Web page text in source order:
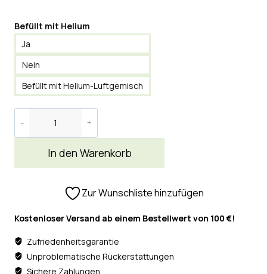
Befüllt mit Helium
Ja
Nein
Befüllt mit Helium-Luftgemisch
In den Warenkorb
Zur Wunschliste hinzufügen
Kostenloser Versand ab einem Bestellwert von 100 €!
Zufriedenheitsgarantie
Unproblematische Rückerstattungen
Sichere Zahlungen